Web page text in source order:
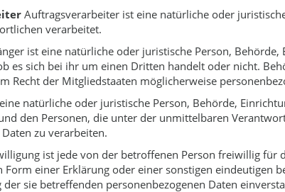
Auftragsverarbeiter ist eine natürliche oder
verarbeitet.
ist eine natürliche oder juristische Person,
es sich bei ihr um einen Dritten handelt oder nicht.
Recht der Mitgliedstaaten möglicherweise
natürliche oder juristische Person, Behörde,
den Personen, die unter der unmittelbaren
zu verarbeiten.
ist jede von der betroffenen Person freiwillig für
einer Erklärung oder einer sonstigen eindeutigen
sie betreffenden personenbezogenen Daten